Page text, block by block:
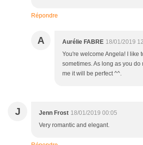
Répondre
A Aurélie FABRE 18/01/2019
You're welcome Angela! I like
sometimes. As long as you
me it will be perfect ^^.
J Jenn Frost 18/01/2019 00:05
Very romantic and elegant.